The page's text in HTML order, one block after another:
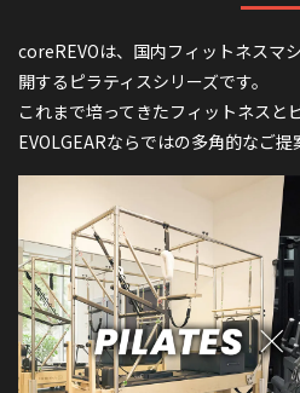
coreREVOは、国内フィットネスマ
開するピラティスシリーズです。
これまで培ってきたフィットネスと
EVOLGEARならではの多角的なご提